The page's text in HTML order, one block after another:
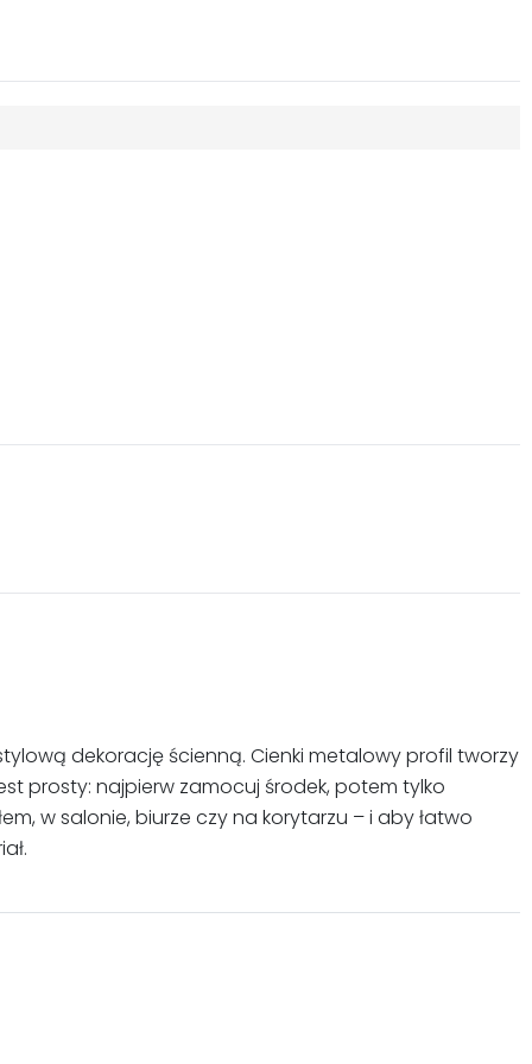
dekorację ścienną. Cienki metalowy profil tworzy
prosty: najpierw zamocuj środek, potem tylko
w salonie, biurze czy na korytarzu – i aby łatwo